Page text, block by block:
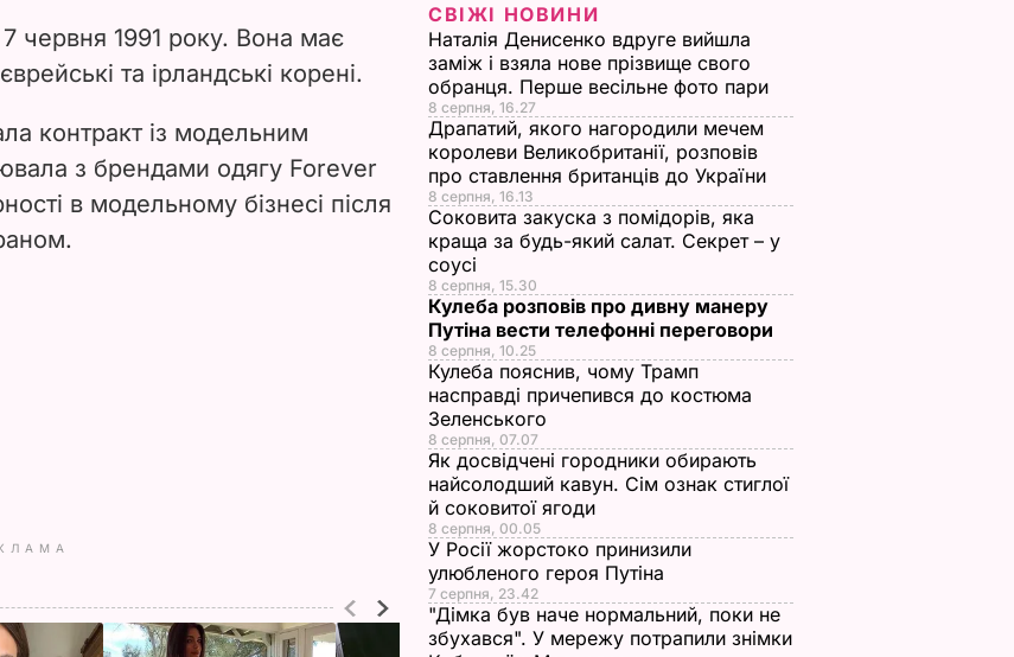
d
e
o
червня 1991 року. Вона має
та ірландські корені.
контракт із модельним
з брендами одягу Forever
в модельному бізнесі після
СВІЖІ НОВИНИ
Наталія Денисенко вдруге вийшла
заміж і взяла нове прізвище свого
обранця. Перше весільне фото пари
8 серпня, 16.27
Драпатий, якого нагородили мечем
королеви Великобританії, розповів
про ставлення британців до України
8 серпня, 16.13
Соковита закуска з помідорів, яка
краща за будь-який салат. Секрет – у
соусі
8 серпня, 15.30
Кулеба розповів про дивну манеру
Путіна вести телефонні переговори
8 серпня, 10.25
Кулеба пояснив, чому Трамп
насправді причепився до костюма
Зеленського
8 серпня, 07.07
Як досвідчені городники обирають
найсолодший кавун. Сім ознак стиглої
й соковитої ягоди
8 серпня, 00.05
У Росії жорстоко принизили
улюбленого героя Путіна
7 серпня, 23.42
"Дімка був наче нормальний, поки не
збухався". У мережу потрапили знімки